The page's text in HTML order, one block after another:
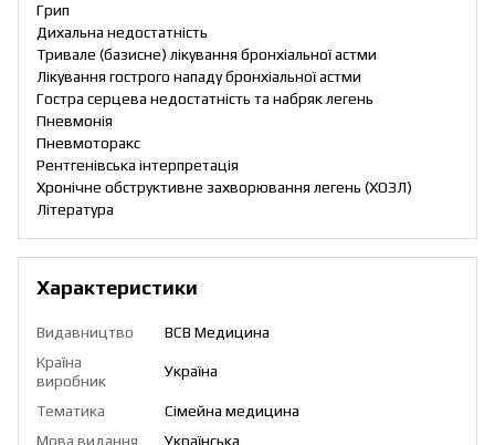
Грип
Дихальна недостатність
Тривале (базисне) лікування бронхіальної астми
Лікування гострого нападу бронхіальної астми
Гостра серцева недостатність та набряк легень
Пневмонія
Пневмоторакс
Рентгенівська інтерпретація
Хронічне обструктивне захворювання легень (ХОЗЛ)
Література
Характеристики
Видавництво
ВСВ Медицина
Країна
виробник
Україна
Тематика
Сімейна медицина
Мова видання
Українська